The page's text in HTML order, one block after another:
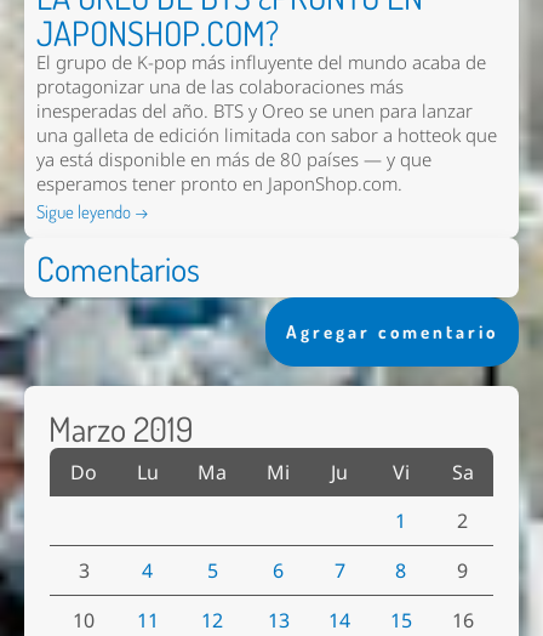
JAPONSHOP.COM?
El grupo de K-pop más influyente del mundo acaba de
protagonizar una de las colaboraciones más
inesperadas del año. BTS y Oreo se unen para lanzar
una galleta de edición limitada con sabor a hotteok que
ya está disponible en más de 80 países — y que
esperamos tener pronto en JaponShop.com.
Sigue leyendo →
Comentarios
Agregar comentario
Marzo 2019
Do Lu Ma Mi Ju Vi
Sa
1
2
3
4 5 6 7 8
9
10
11 12 13 14 15
16